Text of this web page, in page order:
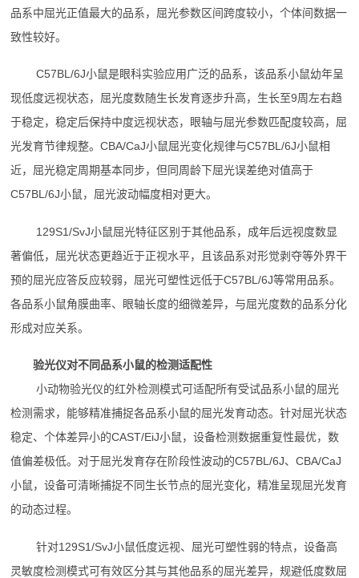
品系中屈光正值最大的品系，屈光参数区间跨度较小，个体间数据一
致性较好。
C57BL/6J小鼠是眼科实验应用广泛的品系，该品系小鼠幼年呈
现低度远视状态，屈光度数随生长发育逐步升高，生长至9周左右趋
于稳定，稳定后保持中度远视状态，眼轴与屈光参数匹配度较高，屈
光发育节律规整。CBA/CaJ小鼠屈光变化规律与C57BL/6J小鼠相
近，屈光稳定周期基本同步，但同周龄下屈光误差绝对值高于
C57BL/6J小鼠，屈光波动幅度相对更大。
129S1/SvJ小鼠屈光特征区别于其他品系，成年后远视度数显
著偏低，屈光状态更趋近于正视水平，且该品系对形觉剥夺等外界干
预的屈光应答反应较弱，屈光可塑性远低于C57BL/6J等常用品系。
各品系小鼠角膜曲率、眼轴长度的细微差异，与屈光度数的品系分化
形成对应关系。
验光仪对不同品系小鼠的检测适配性
小动物验光仪的红外检测模式可适配所有受试品系小鼠的屈光
检测需求，能够精准捕捉各品系小鼠的屈光发育动态。针对屈光状态
稳定、个体差异小的CAST/EiJ小鼠，设备检测数据重复性最优，数
值偏差极低。对于屈光发育存在阶段性波动的C57BL/6J、CBA/CaJ
小鼠，设备可清晰捕捉不同生长节点的屈光变化，精准呈现屈光发育
的动态过程。
针对129S1/SvJ小鼠低度远视、屈光可塑性弱的特点，设备高
灵敏度检测模式可有效区分其与其他品系的屈光差异，规避低度数屈